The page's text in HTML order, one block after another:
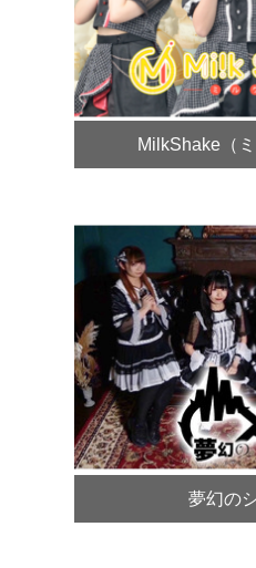
MilkShake（
夢幻の